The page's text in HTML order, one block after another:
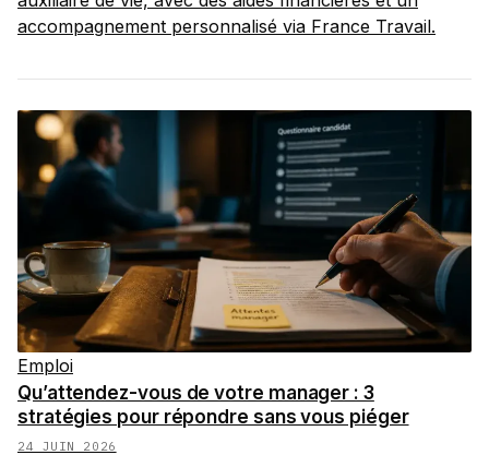
accompagnement personnalisé via France Travail.
Emploi
Qu’attendez-vous de votre manager : 3
stratégies pour répondre sans vous piéger
24 JUIN 2026